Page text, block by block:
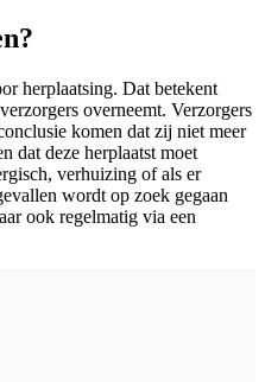
herplaatsing. Dat betekent
overneemt. Verzorgers
komen dat zij niet meer
dat deze herplaatst moet
verhuizing of als er
wordt op zoek gegaan
ook regelmatig via een